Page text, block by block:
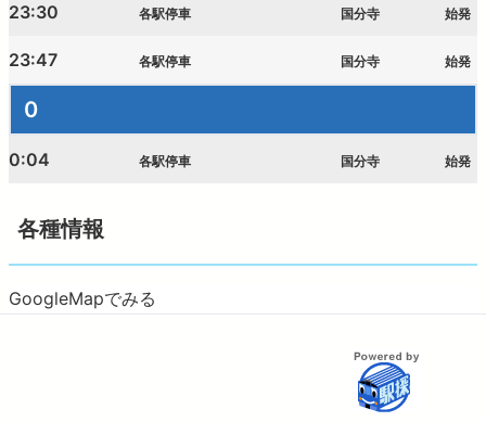
23:30 各駅停車 国分寺 始発
23:47 各駅停車 国分寺 始発
0
0:04 各駅停車 国分寺 始発
各種情報
GoogleMapでみる